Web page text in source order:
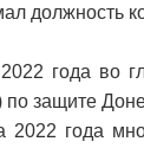
должность
года во
защите
2022 года